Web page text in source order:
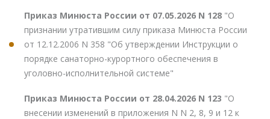
Приказ Минюста России от 07.05.2026 N 128 "О
признании утратившим силу приказа Минюста России
от 12.12.2006 N 358 "Об утверждении Инструкции о
порядке санаторно-курортного обеспечения в
уголовно-исполнительной системе"
Приказ Минюста России от 28.04.2026 N 123 "О
внесении изменений в приложения N N 2, 8, 9 и 12 к